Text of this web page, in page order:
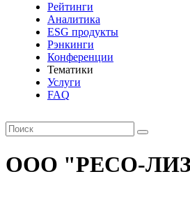
Рейтинги
Аналитика
ESG продукты
Рэнкинги
Конференции
Тематики
Услуги
FAQ
ООО "РЕСО-